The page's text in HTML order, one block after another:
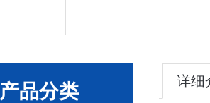
产品分类 详细